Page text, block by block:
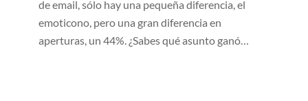
de email, sólo hay una pequeña diferencia, el
emoticono, pero una gran diferencia en
aperturas, un 44%. ¿Sabes qué asunto ganó…